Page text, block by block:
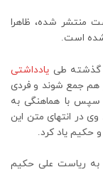
منتشر شده، ظاهرا
شده است.
گذشته طی یادداشتی
هم جمع شوند و فردی
سپس با هماهنگی به
وی در انتهای متن این
حکیم یاد کرد.
به ریاست علی حکیم